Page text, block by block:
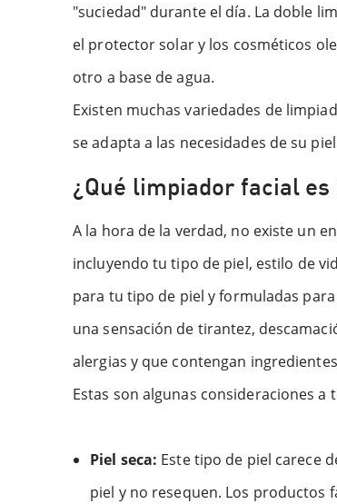
"suciedad" durante el día. La doble
el protector solar y los cosméticos
otro a base de agua.
Existen muchas variedades de
se adapta a las necesidades de su
¿Qué limpiador facial
A la hora de la verdad, no existe un
incluyendo tu tipo de piel, estilo de
para tu tipo de piel y formuladas
una sensación de tirantez,
alergias y que contengan
Estas son algunas consideraciones
Piel seca: Este tipo de piel carece
piel y no resequen. Los productos